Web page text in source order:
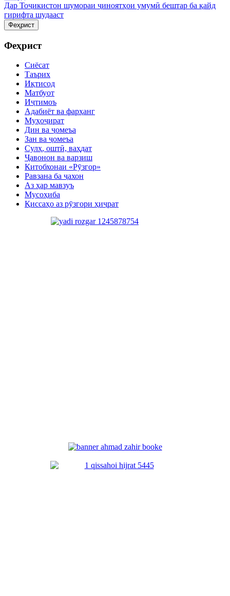
Дар Тоҷикистон шумораи ҷиноятҳои умумӣ бештар ба қайд
гирифта шудааст
Феҳрист
Феҳрист
Сиёсат
Таърих
Иқтисод
Матбуот
Иҷтимоъ
Адабиёт ва фарҳанг
Муҳоҷират
Дин ва ҷомеъа
Зан ва ҷомеъа
Сулҳ, оштӣ, ваҳдат
Ҷавонон ва варзиш
Китобхонаи «Рӯзгор»
Равзана ба ҷахон
Аз ҳар мавзуъ
Мусоҳиба
Қиссаҳо аз рӯзгори ҳиҷрат